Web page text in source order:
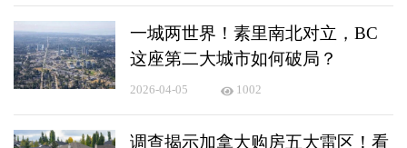
一城两世界！素里南北对立，BC
这座第二大城市如何破局？
2026-04-05 1002
调查揭示加拿大购房五大雷区！看